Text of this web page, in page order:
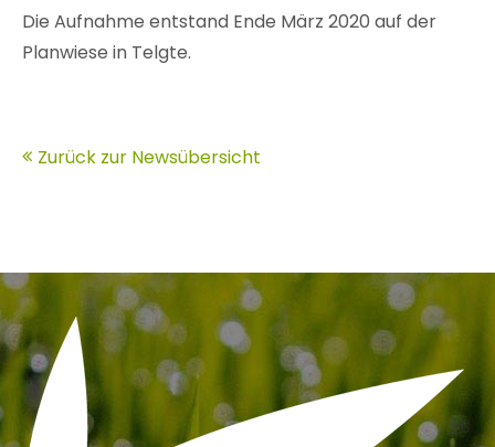
Die Aufnahme entstand Ende März 2020 auf der
Planwiese in Telgte.
Zurück zur Newsübersicht